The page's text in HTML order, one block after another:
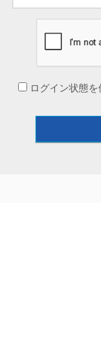
ログイン状態